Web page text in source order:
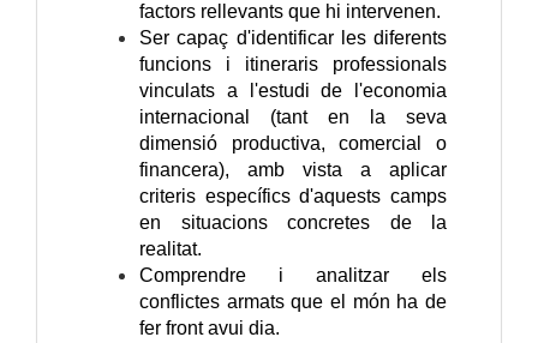
factors rellevants que hi intervenen.
Ser capaç d'identificar les diferents
funcions i itineraris professionals
vinculats a l'estudi de l'economia
internacional (tant en la seva
dimensió productiva, comercial o
financera), amb vista a aplicar
criteris específics d'aquests camps
en situacions concretes de la
realitat.
Comprendre i analitzar els
conflictes armats que el món ha de
fer front avui dia.